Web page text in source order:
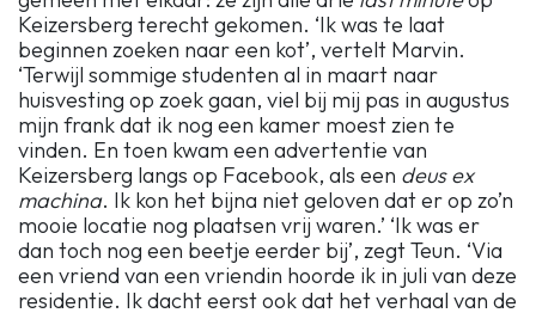
Keizersberg terecht gekomen. ‘Ik was te laat
beginnen zoeken naar een kot’, vertelt Marvin.
‘Terwijl sommige studenten al in maart naar
huisvesting op zoek gaan, viel bij mij pas in augustus
mijn frank dat ik nog een kamer moest zien te
vinden. En toen kwam een advertentie van
Keizersberg langs op Facebook, als een deus ex
machina. Ik kon het bijna niet geloven dat er op zo’n
mooie locatie nog plaatsen vrij waren.’ ‘Ik was er
dan toch nog een beetje eerder bij’, zegt Teun. ‘Via
een vriend van een vriendin hoorde ik in juli van deze
residentie. Ik dacht eerst ook dat het verhaal van de